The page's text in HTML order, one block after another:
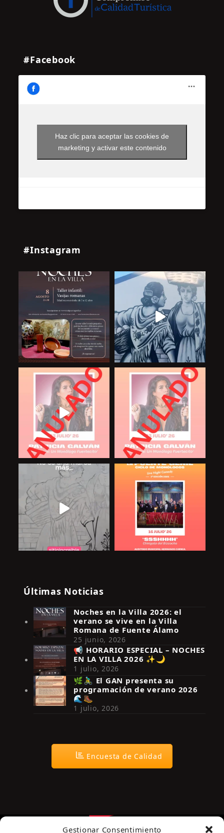
Gestionar Consentimiento
#Facebook
Haz clic para aceptar las cookies de
marketing y activar este contenido
#Instagram
Síguenos en Instagram
Últimas Noticias
Noches en la Villa 2026: el
verano se vive en la Villa
Romana de Fuente Álamo
25 junio, 2026
📢 HORARIO ESPECIAL – NOCHES
EN LA VILLA 2026 ✨🌙
1 julio, 2026
🌿🚴‍♂️ El GAN presenta su
programación de verano 2026
🌊🥾
1 julio, 2026
Encuesta de Calidad